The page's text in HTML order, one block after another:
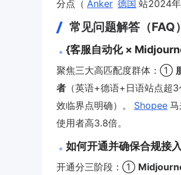
分点（ Anker 德国 站2024年
常见问题解答（FAQ）
{客服自动化 ×
聚焦三大高匹配度群体：①
者 （英语+德语+日语站点
效临界点明确）。
Shopee
使用者高3.8倍。
如何开通并确保合规接
开通分三阶段：①